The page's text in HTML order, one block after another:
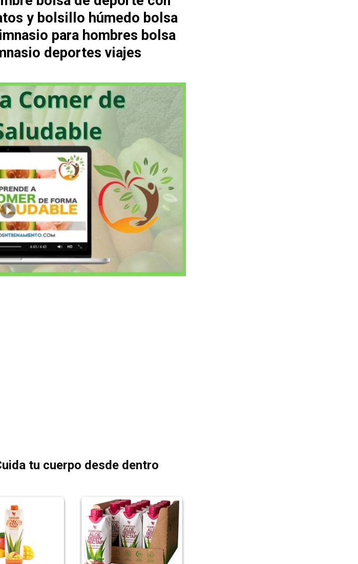
y bolsillo húmedo bolsa
para hombres bolsa
deportes viajes
tu cuerpo desde dentro